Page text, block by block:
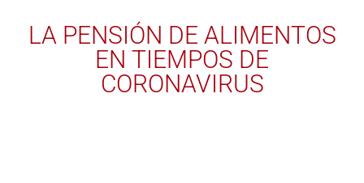
LA PENSIÓN DE ALIMENTOS
EN TIEMPOS DE
CORONAVIRUS